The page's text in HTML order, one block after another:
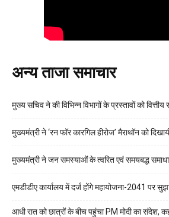
अन्य ताजा समाचार
मुख्य सचिव ने की विभिन्न विभागों के प्रस्तावों को
मुख्यमंत्री ने ‘रन फॉर कारगिल हीरोज’ मैराथॉन को
मुख्यमंत्री ने जन समस्याओं के त्वरित एवं समयबद्ध
एमडीडीए कार्यालय में दर्ज होंगे महायोजना-2041 पर
आधी रात को छात्रों के बीच पहुंचा PM मोदी का संदेश,